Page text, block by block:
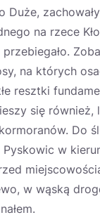
Duże,
na rzece
na których
resztki
się również,
Do
w
w wąską